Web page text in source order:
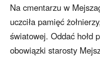
Na cmentarzu w
uczciła pamięć
światowej. Oddać hołd
obowiązki starosty